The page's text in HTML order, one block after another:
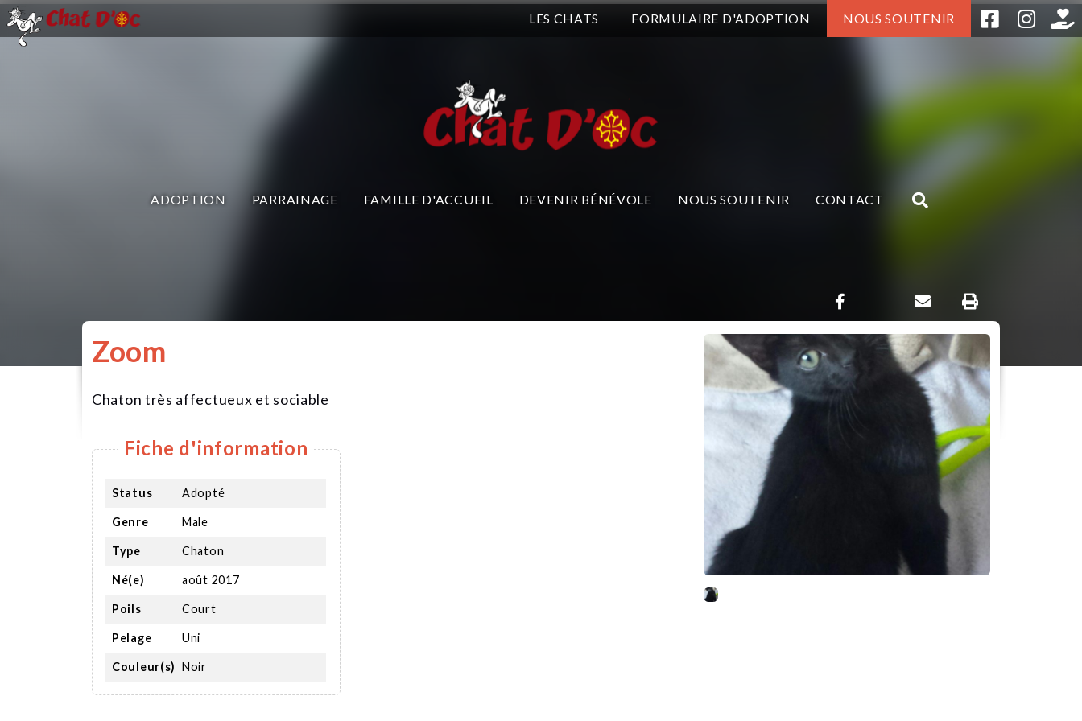
LES CHATS FORMULAIRE D'ADOPTION NOUS SOUTENIR
ADOPTION PARRAINAGE FAMILLE D'ACCUEIL DEVENIR BÉNÉVOLE NOUS SOUTENIR CONTACT
Zoom
Chaton très affectueux et sociable
Fiche d'information
Status Adopté
Genre Male
Type Chaton
Né(e) août 2017
Poils Court
Pelage Uni
Couleur(s) Noir